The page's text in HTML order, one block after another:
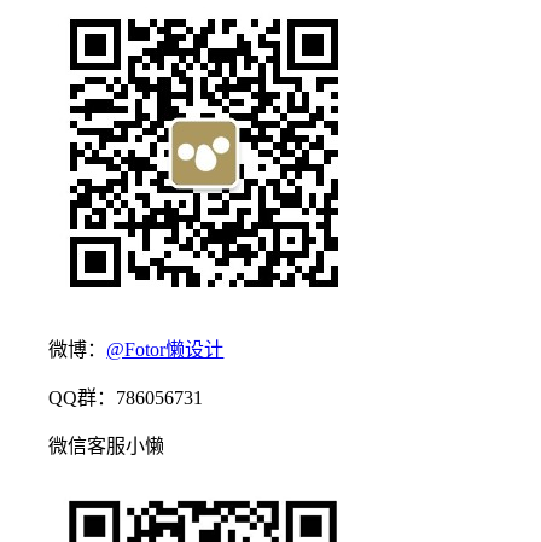
微博： @Fotor懒设计
QQ群：786056731
微信客服小懒